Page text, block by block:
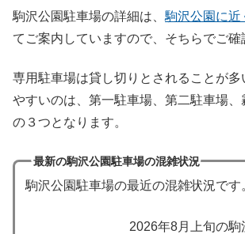
駒沢公園駐車場の詳細は、 駒沢公園に近
てご案内していますので、そちらでご確
専用駐車場は貸し切りとされることが多
やすいのは、第一駐車場、第二駐車場
の３つとなります。
最新の駒沢公園駐車場の混雑状況
駒沢公園駐車場の最近の混雑状況です
2026年8月上旬の駒